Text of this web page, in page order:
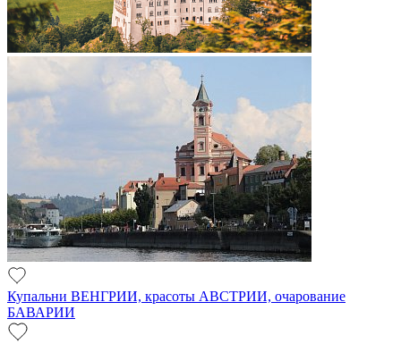
Купальни ВЕНГРИИ, красоты АВСТРИИ, очарование
БАВАРИИ